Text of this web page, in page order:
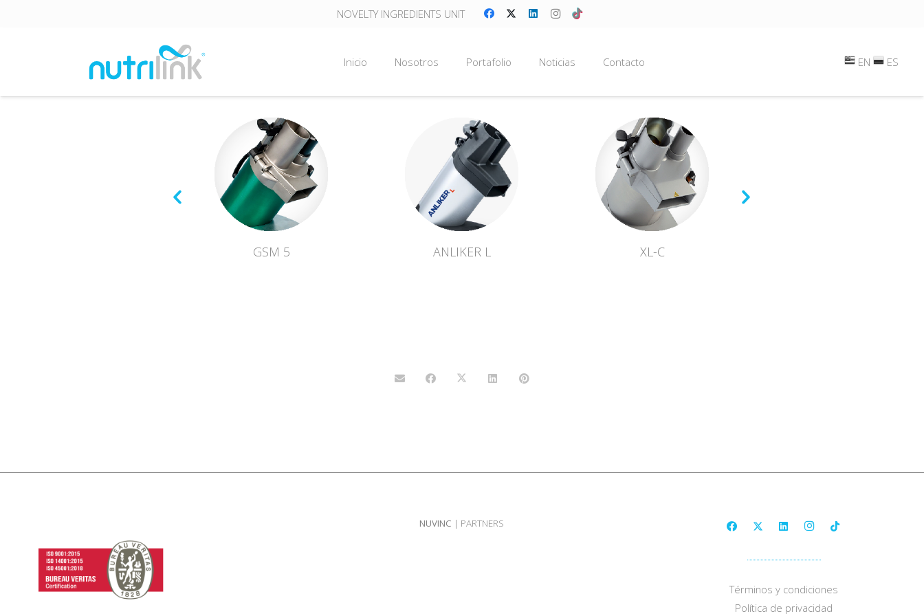
NOVELTY INGREDIENTS UNIT
Inicio Nosotros Portafolio Noticias Contacto EN ES
GSM 5 ANLIKER L XL-C
NUVINC | PARTNERS
Términos y condiciones
Política de privacidad